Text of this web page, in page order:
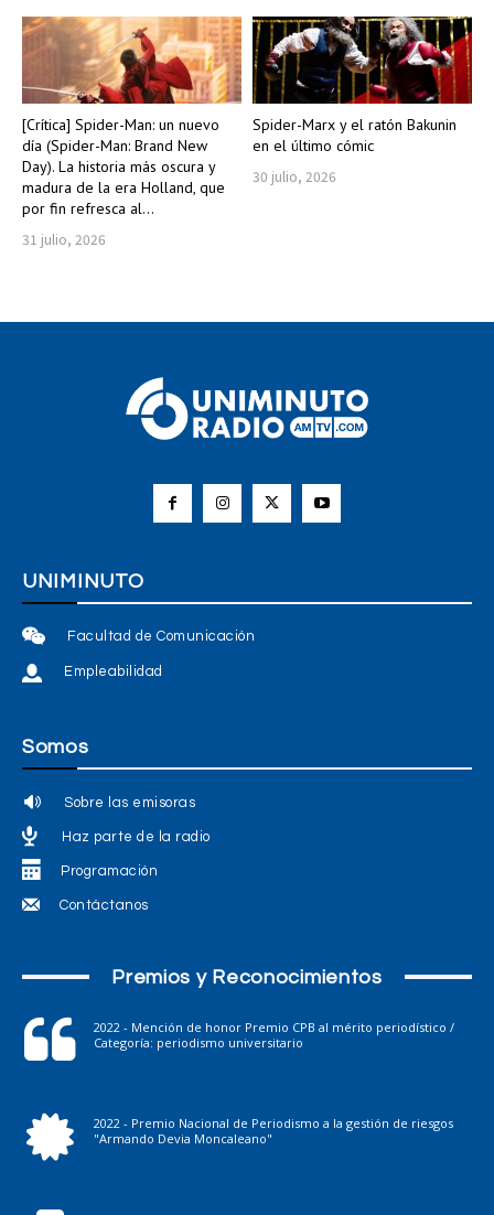
[Crítica] Spider-Man: un nuevo
día (Spider-Man: Brand New
Day). La historia más oscura y
madura de la era Holland, que
por fin refresca al...
31 julio, 2026
Spider-Marx y el ratón Bakunin
en el último cómic
30 julio, 2026
UNIMINUTO
Facultad de Comunicación
Empleabilidad
Somos
Sobre las emisoras
Haz parte de la radio
Programación
Contáctanos
Premios y Reconocimientos
2022 - Mención de honor Premio CPB al mérito periodístico /
Categoría: periodismo universitario
2022 - Premio Nacional de Periodismo a la gestión de riesgos
"Armando Devia Moncaleano"